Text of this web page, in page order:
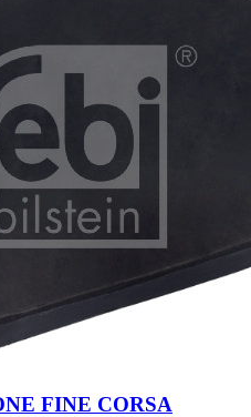
FINE CORSA